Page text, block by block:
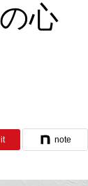
心
note